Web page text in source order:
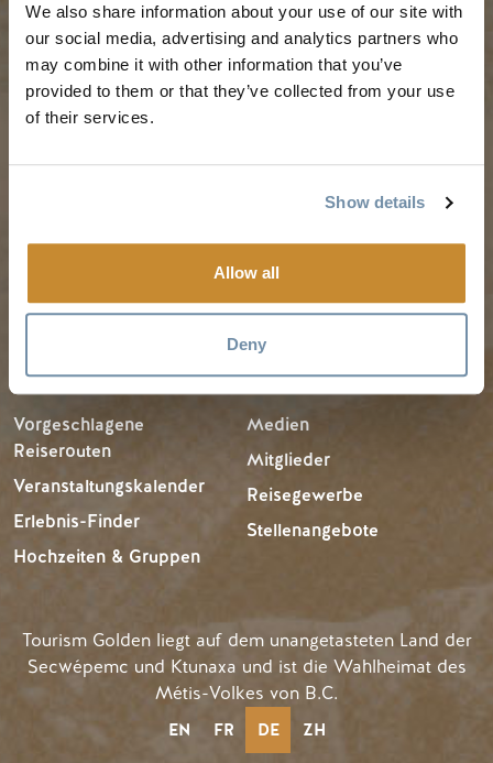
We also share information about your use of our site with
our social media, advertising and analytics partners who
may combine it with other information that you’ve
provided to them or that they’ve collected from your use
of their services.
Show details
Allow all
Deny
PLANUNG
Reiseführer & Karte
Goldene Karte
Mein Reiseplaner
JAHRESZEITEN
Frühling in Golden
Goldener Herbst
Winter in Golden
Vorgeschlagene
Reiserouten
Veranstaltungskalender
Erlebnis-Finder
Hochzeiten & Gruppen
RESSOURCEN
Medien
Mitglieder
Reisegewerbe
Stellenangebote
Tourism Golden liegt auf dem unangetasteten Land der
Secwépemc und Ktunaxa und ist die Wahlheimat des
Métis-Volkes von B.C.
EN FR DE ZH